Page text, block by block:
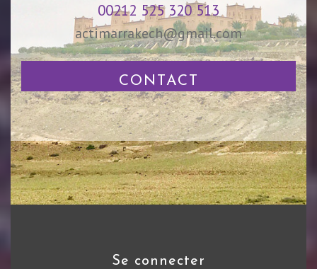
00212 525 320 513
actimarrakech@gmail.com
CONTACT
se connecter